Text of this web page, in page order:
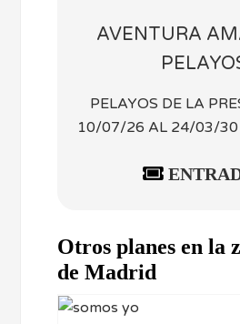
AVENTURA
PELAYOS DE LA
10/07/26 AL 24/03/30
Otros planes en la
de Madrid